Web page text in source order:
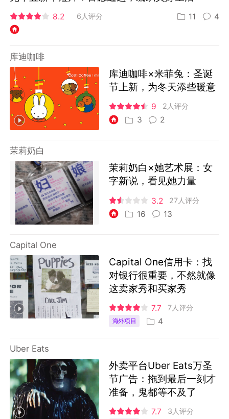
8.2 6人评分 11 4
库迪咖啡
库迪咖啡×米菲兔：圣诞
节上新，为冬天添些暖意
9 2人评分
3 2
茉莉奶白
茉莉奶白×她艺术展：女
字新说，看见她力量
3.2 27人评分
16 13
Capital One
Capital One信用卡：找
对银行很重要，不然就像
这卖家秀和买家秀
7.7 7人评分
海外项目 4
Uber Eats
外卖平台Uber Eats万圣
节广告：拖到最后一刻才
准备，鬼都等不及了
7.7 3人评分